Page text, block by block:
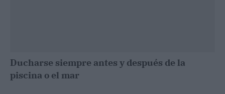
Ducharse siempre antes y después de la
piscina o el mar